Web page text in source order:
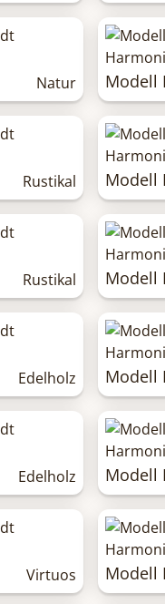
Natur Modell
Rustikal Modell
Rustikal Modell
Edelholz Modell
Edelholz Modell
Virtuos Modell